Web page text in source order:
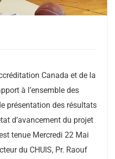
Canada et de la
à l’ensemble des
présentation des résultats
d’avancement du projet
tenue Mercredi 22 Mai
du CHUIS, Pr. Raouf